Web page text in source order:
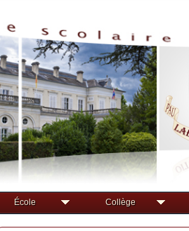
École Collège